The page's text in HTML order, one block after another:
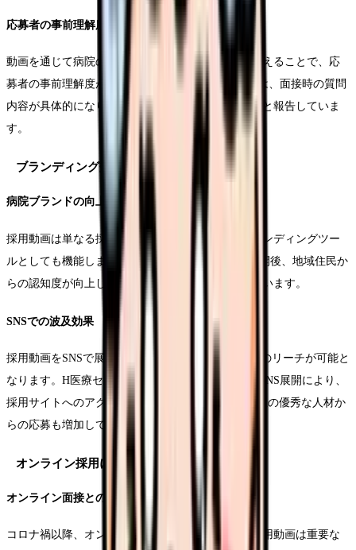
応募者の事前理解度向上
動画を通じて病院の特徴や求める人材像を明確に伝えることで、応
募者の事前理解度が向上します。F医療センターでは、面接時の質問
内容が具体的になり、より深い対話が可能になったと報告していま
す。
ブランディング効果の詳細分析
病院ブランドの向上
採用動画は単なる採用ツールを超えて、病院のブランディングツー
ルとしても機能します。G病院では、採用動画の公開後、地域住民か
らの認知度が向上し、患者数の増加にもつながっています。
SNSでの波及効果
採用動画をSNSで展開することで、より広範な層へのリーチが可能と
なります。H医療センターの事例では、採用動画のSNS展開により、
採用サイトへのアクセス数が3倍に増加し、地方在住の優秀な人材か
らの応募も増加しています。
オンライン採用における戦略的活用法
オンライン面接との連携
コロナ禍以降、オンライン面接が一般化する中、採用動画は重要な